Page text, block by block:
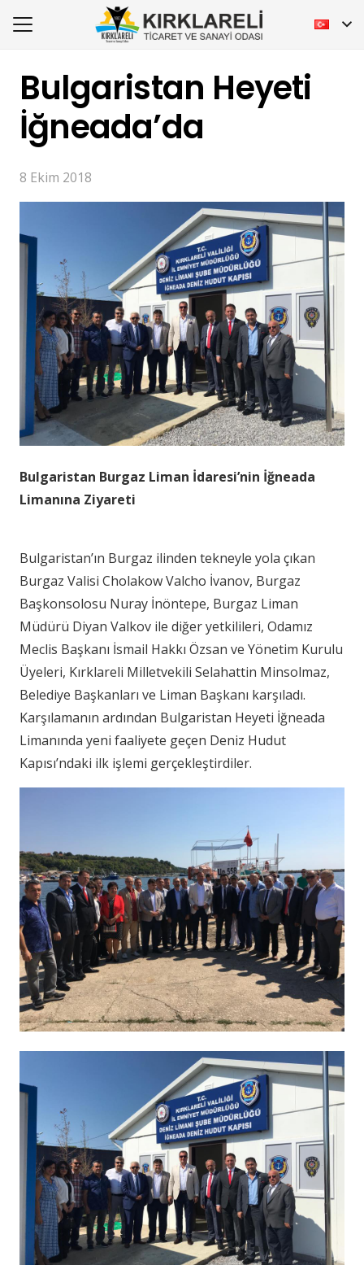
Bulgaristan Heyeti
İğneada’da
8 Ekim 2018
Bulgaristan Burgaz Liman İdaresi’nin İğneada
Limanına Ziyareti
Bulgaristan’ın Burgaz ilinden tekneyle yola çıkan
Burgaz Valisi Cholakow Valcho İvanov, Burgaz
Başkonsolosu Nuray İnöntepe, Burgaz Liman
Müdürü Diyan Valkov ile diğer yetkilileri, Odamız
Meclis Başkanı İsmail Hakkı Özsan ve Yönetim Kurulu
Üyeleri, Kırklareli Milletvekili Selahattin Minsolmaz,
Belediye Başkanları ve Liman Başkanı karşıladı.
Karşılamanın ardından Bulgaristan Heyeti İğneada
Limanında yeni faaliyete geçen Deniz Hudut
Kapısı’ndaki ilk işlemi gerçekleştirdiler.